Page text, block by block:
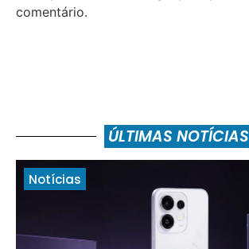
comentário.
ÚLTIMAS NOTÍCIAS
Notícias